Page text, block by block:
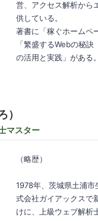
営、アクセス解析から
供している。
著書に「稼ぐホームペ
「繁盛するWebの秘
の活用と実践」がある。
）
マスター
（略歴）
1978年、茨城県土浦
式会社ガイアックスで
けに、上級ウェブ解析